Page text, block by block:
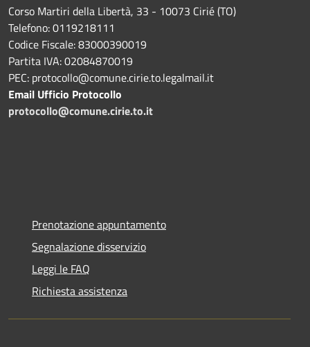
Corso Martiri della Libertà, 33 - 10073 Cirié (TO)
Telefono: 0119218111
Codice Fiscale: 83000390019
Partita IVA: 02084870019
PEC: protocollo@comune.cirie.to.legalmail.it
Email Ufficio Protocollo
protocollo@comune.cirie.to.it
Prenotazione appuntamento
Segnalazione disservizio
Leggi le FAQ
Richiesta assistenza